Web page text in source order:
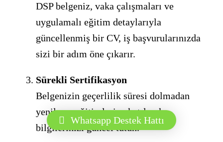
DSP belgeniz, vaka çalışmaları ve
uygulamalı eğitim detaylarıyla
güncellenmiş bir CV, iş başvurularınızda
sizi bir adım öne çıkarır.
Sürekli Sertifikasyon
Belgenizin geçerlilik süresi dolmadan
yenileme eğitimlerine katılarak
bilgilerinizi güncel tutun.
Whatsapp Destek Hattı